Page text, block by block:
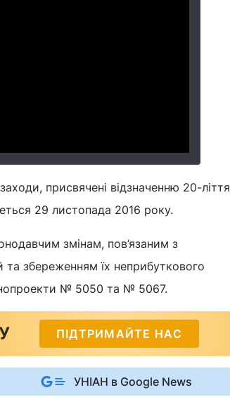
присвячені відзначенню 20-ліття
29 листопада 2016 року.
змінам, пов’язаним з
та збереженням їх неприбуткового
№ 5050 та № 5067.
ПІДТРИМАЙТЕ НАС
УНІАН в Google News